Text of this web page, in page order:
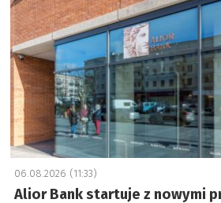
06.08.2026 (11:33)
Alior Bank startuje z nowymi